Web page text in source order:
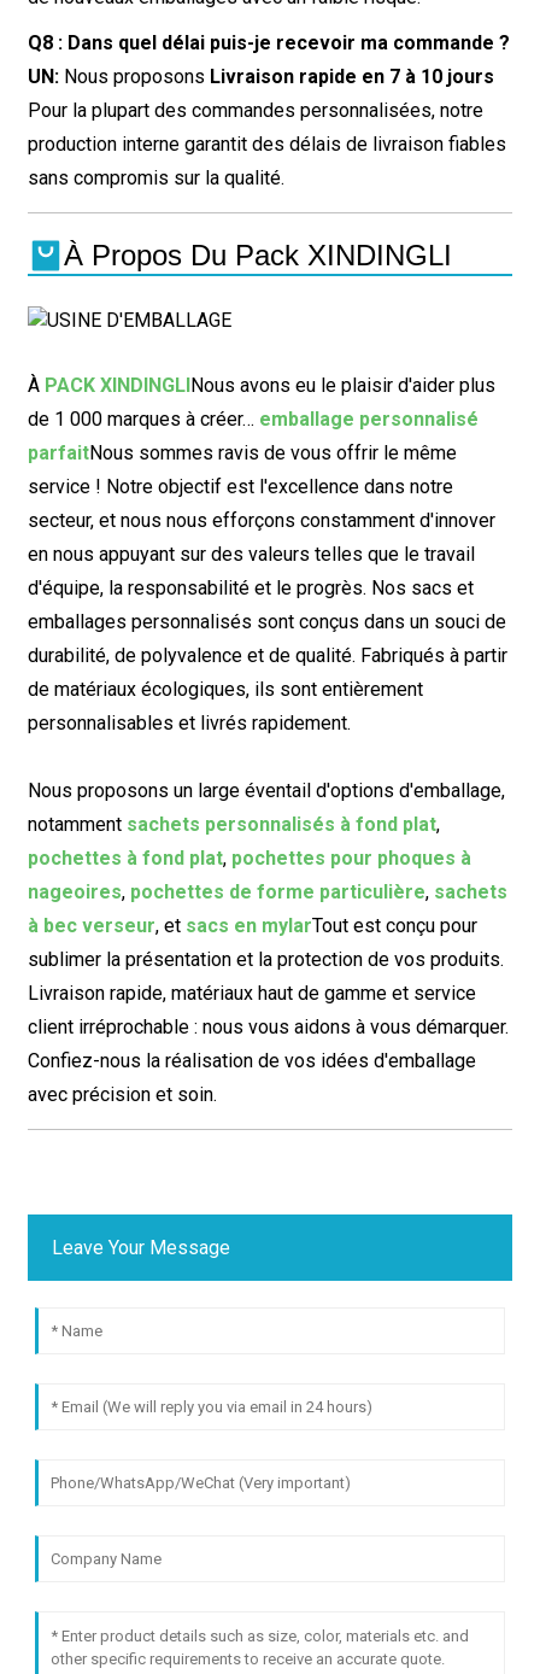
Q8 : Dans quel délai puis-je recevoir ma commande ?
UN:Nous proposons Livraison rapide en 7 à 10 jours
Pour la plupart des commandes personnalisées, notre
production interne garantit des délais de livraison fiables
sans compromis sur la qualité.
À Propos Du Pack XINDINGLI
À PACK XINDINGLINous avons eu le plaisir d'aider plus
de 1 000 marques à créer… emballage personnalisé
parfaitNous sommes ravis de vous offrir le même
service ! Notre objectif est l'excellence dans notre
secteur, et nous nous efforçons constamment d'innover
en nous appuyant sur des valeurs telles que le travail
d'équipe, la responsabilité et le progrès. Nos sacs et
emballages personnalisés sont conçus dans un souci de
durabilité, de polyvalence et de qualité. Fabriqués à partir
de matériaux écologiques, ils sont entièrement
personnalisables et livrés rapidement.
Nous proposons un large éventail d'options d'emballage,
notamment sachets personnalisés à fond plat,
pochettes à fond plat, pochettes pour phoques à
nageoires, pochettes de forme particulière, sachets
à bec verseur, et sacs en mylarTout est conçu pour
sublimer la présentation et la protection de vos produits.
Livraison rapide, matériaux haut de gamme et service
client irréprochable : nous vous aidons à vous démarquer.
Confiez-nous la réalisation de vos idées d'emballage
avec précision et soin.
Leave Your Message